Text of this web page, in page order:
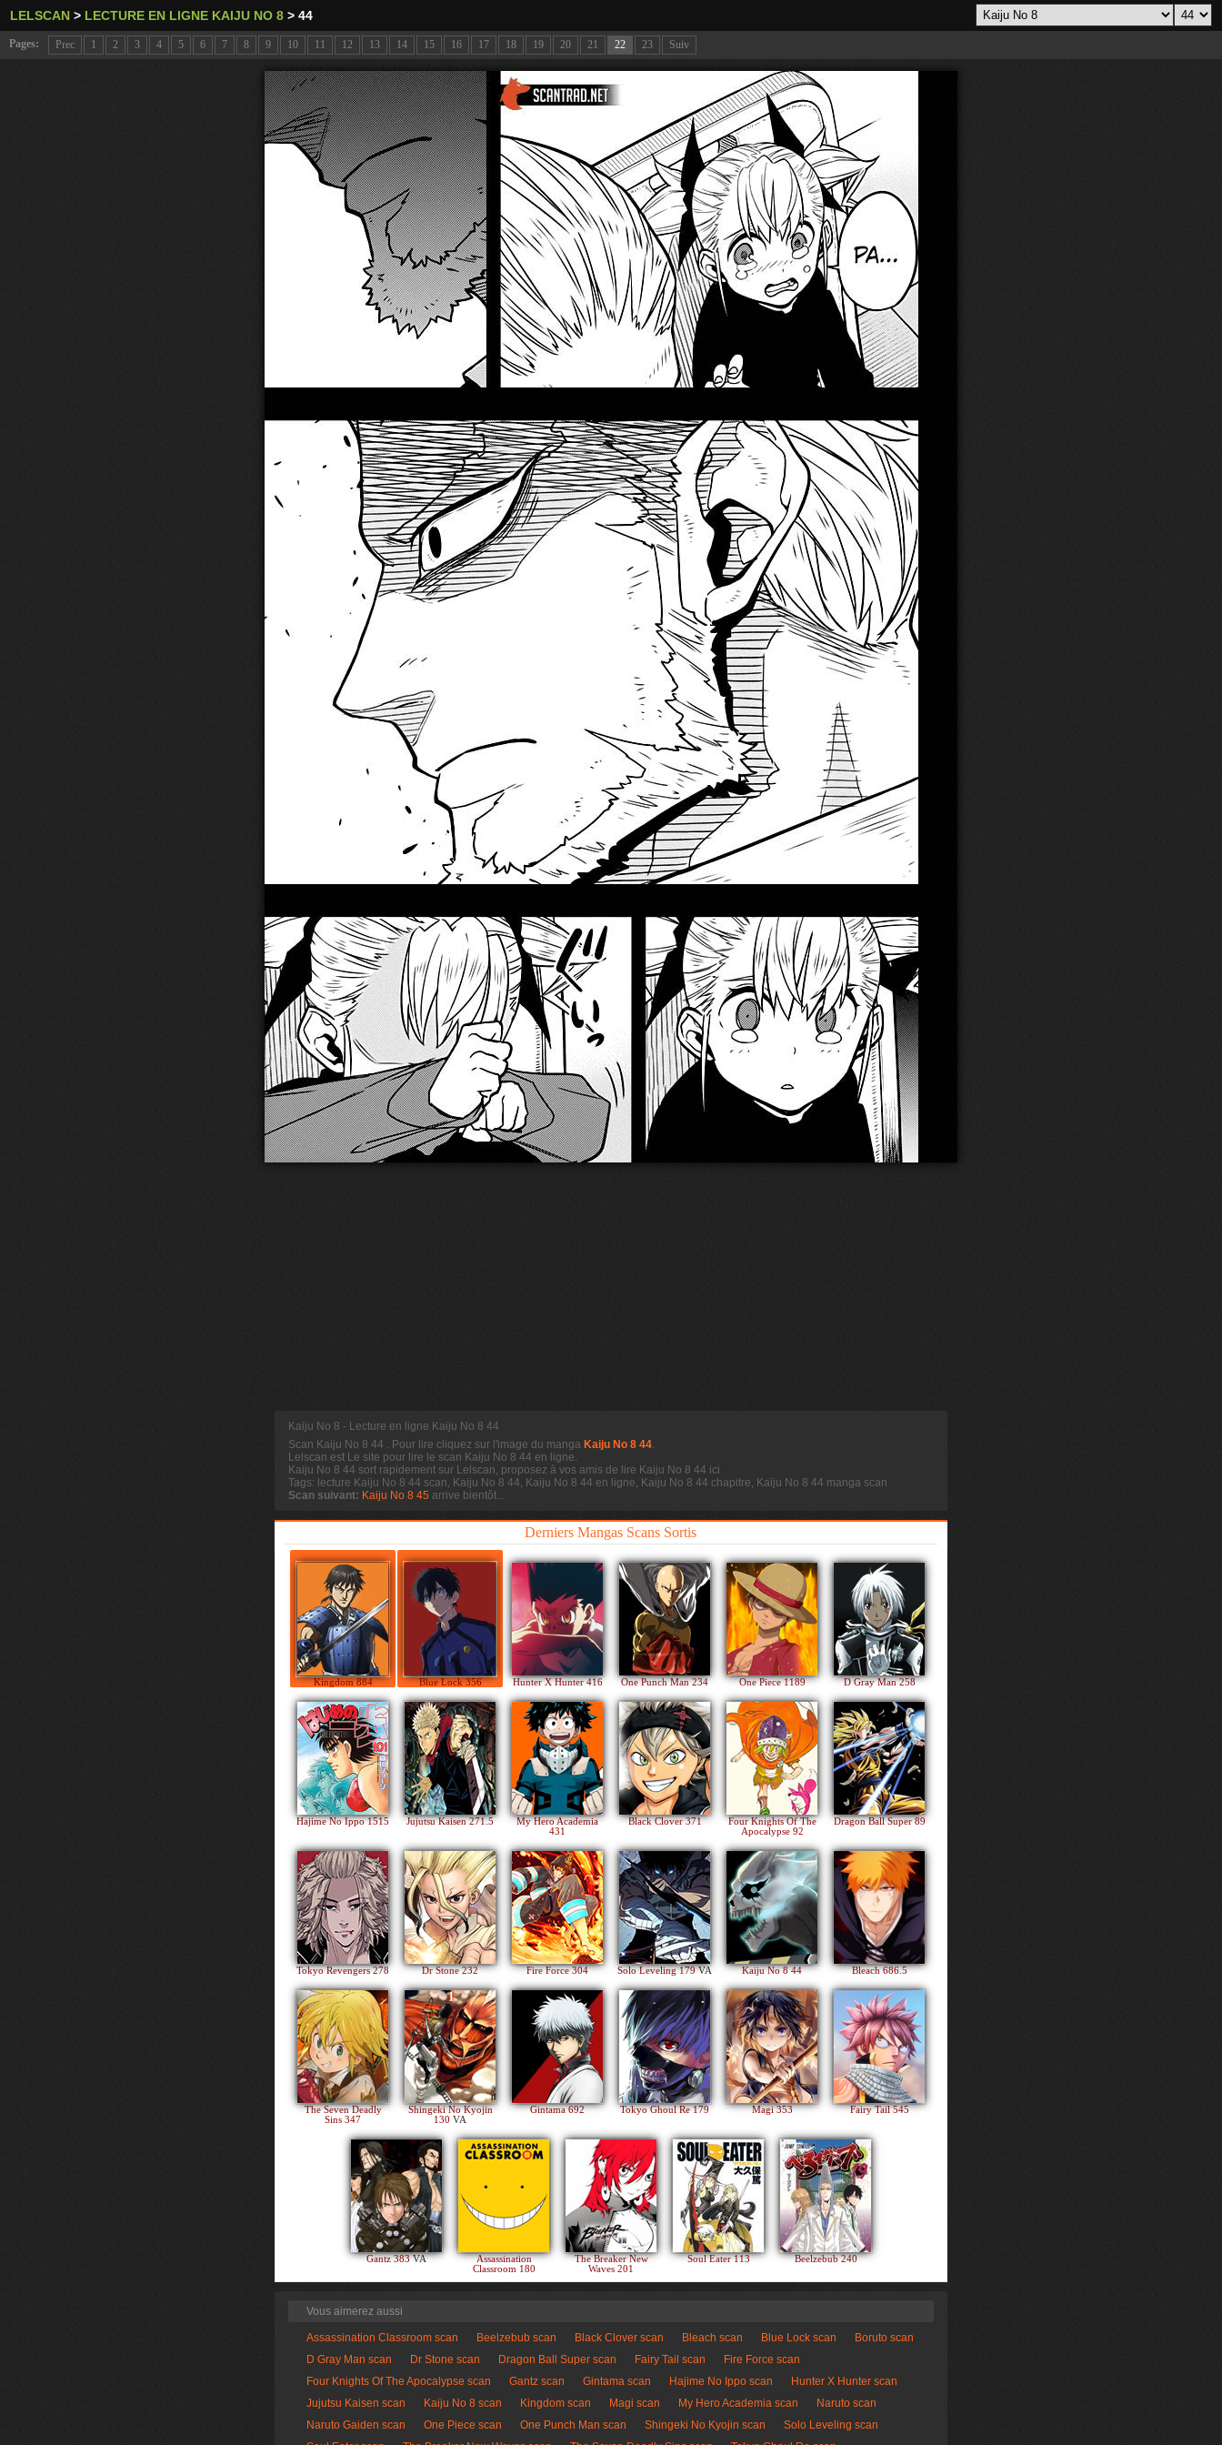
LELSCAN > LECTURE EN LIGNE KAIJU NO 8 > 44
Pages: Prec 1 2 3 4 5 6 7 8 9 10 11 12 13 14 15 16 17 18 19 20 21 22 23 Suiv
Kaiju No 8 - Lecture en ligne Kaiju No 8 44
Scan Kaiju No 8 44 . Pour lire cliquez sur l'image du manga Kaiju No 8 44.
Lelscan est Le site pour lire le scan Kaiju No 8 44 en ligne.
Kaiju No 8 44 sort rapidement sur Lelscan, proposez à vos amis de lire Kaiju No 8 44 ici
Tags: lecture Kaiju No 8 44 scan, Kaiju No 8 44, Kaiju No 8 44 en ligne, Kaiju No 8 44 chapitre, Kaiju No 8 44 manga scan
Scan suivant: Kaiju No 8 45 arrive bientôt...
Derniers Mangas Scans Sortis
Kingdom 884 Blue Lock 356 Hunter X Hunter 416 One Punch Man 234 One Piece 1189 D Gray Man 258
Hajime No Ippo 1515 Jujutsu Kaisen 271.5
My Hero Academia
431
Black Clover 371
Four Knights Of The
Apocalypse 92
Dragon Ball Super 89
Tokyo Revengers 278 Dr Stone 232 Fire Force 304 Solo Leveling 179VA Kaiju No 8 44 Bleach 686.5
The Seven Deadly
Sins 347
Shingeki No Kyojin
130 VA
Gintama 692 Tokyo Ghoul Re 179 Magi 353 Fairy Tail 545
Gantz 383VA
Assassination
Classroom 180
The Breaker New
Waves 201
Soul Eater 113 Beelzebub 240
Vous aimerez aussi
Assassination Classroom scan Beelzebub scan Black Clover scan Bleach scan Blue Lock scan
Boruto scan
D Gray Man scan
Dr Stone scan Dragon Ball Super scan Fairy Tail scan
Fire Force scan
Four Knights Of The Apocalypse scan
Gantz scan Gintama scan Hajime No Ippo scan
Hunter X Hunter scan
Jujutsu Kaisen scan
Kaiju No 8 scan Kingdom scan Magi scan My Hero Academia scan
Naruto scan
Naruto Gaiden scan
One Piece scan One Punch Man scan Shingeki No Kyojin scan
Solo Leveling scan